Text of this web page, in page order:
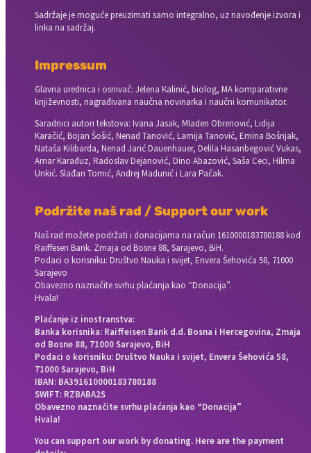
Sadržaje je moguće preuzimati samo integralno, uz navođenje izvora i
linka na sadržaj.
Impressum
Glavna urednica i osnivač: Jelena Kalinić, biolog, MA komparativne
književnosti, nagrađivana naučna novinarka i naučni komunikator.
Saradnici autori tekstova: Ivana Jasak, Mladen Obrenović, Lidija
Karačić, Bojan Šošić, Nenad Tanović, Lamija Tanović, Emina Bošnjak,
Nataša Kilibarda, Nenad Jarić Dauenhauer, Delila Hasanbegović Vukas,
Amar Karađuz, Radoslav Dejanović, Dino Abazović, Saša Ceci, Hilma
Unkić. Slađan Tomić, Andrej Madunić i Lara Pačak.
Podržite naš rad / Support our work
Naš rad možete podržati i donacijama na račun 1610000183780188 kod
Raiffesen Bank. Zmaja od Bosne 88, Sarajevo, BiH.
Podaci o korisniku: Društvo Nauka i svijet, Envera Šehovića 58, 71000
Sarajevo
Obavezno naznačite svrhu plaćanja kao “Donacija”.
Hvala!
Plaćanje iz inostranstva:
Banka korisnika: Raiffeisen Bank d.d. Bosna i Hercegovina, Zmaja
od Bosne 88, 71000 Sarajevo, BiH
Podaci o korisniku: Društvo Nauka i svijet, Envera Šehovića 58,
71000 Sarajevo, BiH
IBAN: BA391610000183780188
SWIFT: RZBABA2S
Obavezno naznačite svrhu plaćanja kao “Donacija”
Hvala!
You can support our work by donating. Here are the payment